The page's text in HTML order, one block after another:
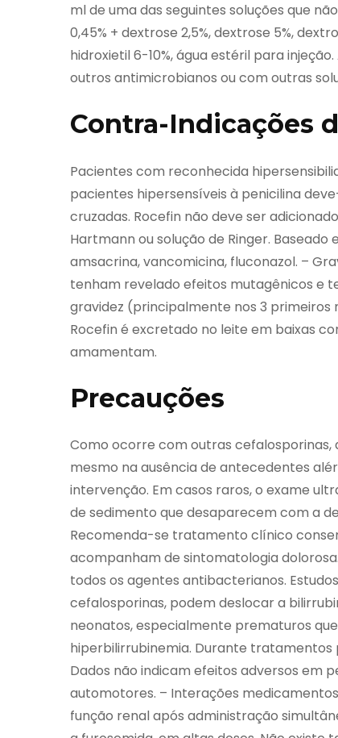
ml de uma das seguintes soluções que
0,45% + dextrose 2,5%, dextrose 5%,
hidroxietil 6-10%, água estéril para
outros antimicrobianos ou com outras
Contra-Indicações
Pacientes com reconhecida
pacientes hipersensíveis à penicilina
cruzadas. Rocefin não deve ser
Hartmann ou solução de Ringer.
amsacrina, vancomicina, fluconazol. –
tenham revelado efeitos mutagênicos e
gravidez (principalmente nos 3 primeiros
Rocefin é excretado no leite em baixas
amamentam.
Precauções
Como ocorre com outras
mesmo na ausência de antecedentes
intervenção. Em casos raros, o exame
de sedimento que desaparecem com a
Recomenda-se tratamento clínico
acompanham de sintomatologia
todos os agentes antibacterianos.
cefalosporinas, podem deslocar a
neonatos, especialmente prematuros
hiperbilirrubinemia. Durante
Dados não indicam efeitos adversos em
automotores. – Interações
função renal após administração